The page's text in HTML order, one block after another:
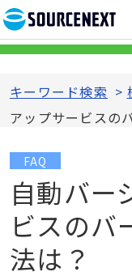
キーワード検索 >
アップサービスの
FAQ
自動バー
ビスのバ
法は？